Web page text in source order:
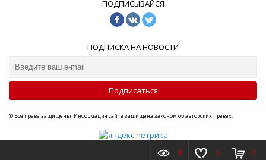
ПОДПИСЫВАЙСЯ
ПОДПИСКА НА НОВОСТИ
Подписаться
© Все права защищены. Информация сайта защищена законом об авторских правах.
0 0 0